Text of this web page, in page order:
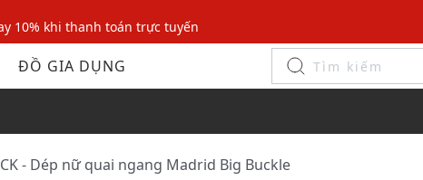
10% khi thanh toán trực tuyến
đơn đầu cho thành viên mới!
10% khi thanh toán trực tuyến
ĐỒ GIA DỤNG
- Dép nữ quai ngang Madrid Big Buckle